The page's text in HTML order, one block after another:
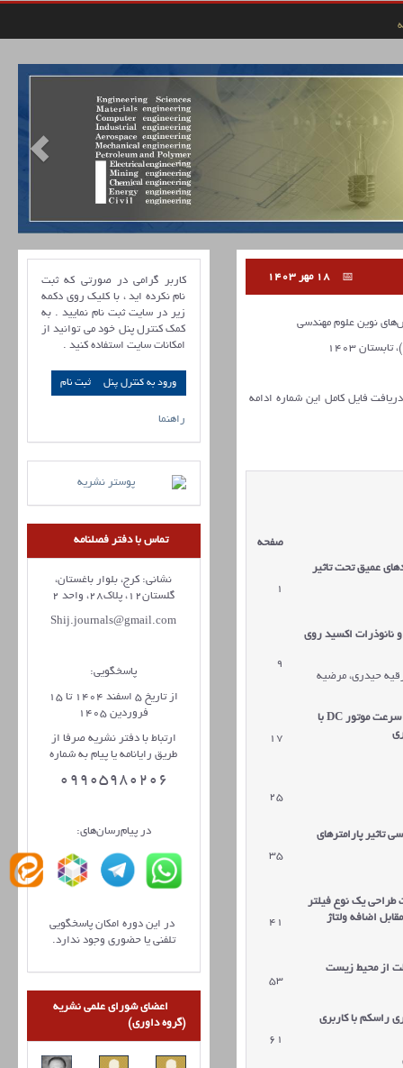
18 مهر 1403
نوین علوم مهندسی
فایل کامل این شماره ادامه
صفحه
عمیق تحت تاثیر
1
دریافت مقاله
نانوذرات اکسید روی
9
حیدری، مرضیه
موتور DCبا
17 دریافت مقاله
25
تاثیر پارامترهای
35
دریافت مقاله
یک نوع فیلتر
اضافه ولتاژ
41 دریافت مقاله
از محیط زیست
53
آماری راسکم با کاربری
61
دریافت مقاله
کاربر گرامی در صورتی که ثبت
نام نکرده اید ، با کلیک روی دکمه
زیر در سایت ثبت نام نمایید . به
کمک کنترل پنل خود می توانید از
امکانات سایت استفاده کنید .
ورود به کنترل پنل
راهنما
تماس با دفتر فصلنامه
نشانی: کرج، بلوار باغستان،
گلستان12، پلاک28، واحد 2
Shij.journals@gmail.com
پاسخگویی:
از تاریخ 5 اسفند 1404 تا 15
فروردین 1405
ارتباط با دفتر نشریه صرفا از
طریق رایانامه یا پیام به شماره
09905980206
در پیام‌رسان‌های:
در این دوره امکان پاسخگویی
تلفنی یا حضوری وجود ندارد.
اعضای شورای علمی نشریه
(گروه داوری)